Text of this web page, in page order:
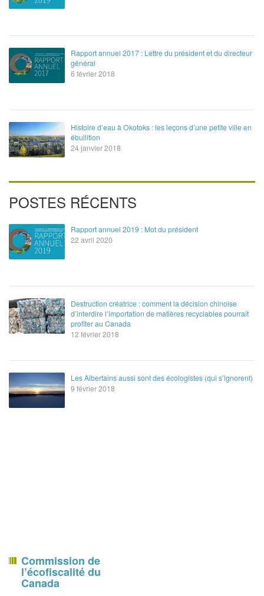
Rapport annuel 2017 : Lettre du président et du directeur
général
6 février 2018
Histoire d’eau à Okotoks : les leçons d’une petite ville en
ébullition
24 janvier 2018
POSTES RÉCENTS
Rapport annuel 2019 : Mot du président
22 avril 2020
Destruction créatrice : comment la décision chinoise
d’interdire l’importation de matières recyclables pourrait
profiter au Canada
12 février 2018
Les Albertains aussi sont des écologistes (qui s’ignorent)
9 février 2018
Commission de
l’écofiscalité du
Canada